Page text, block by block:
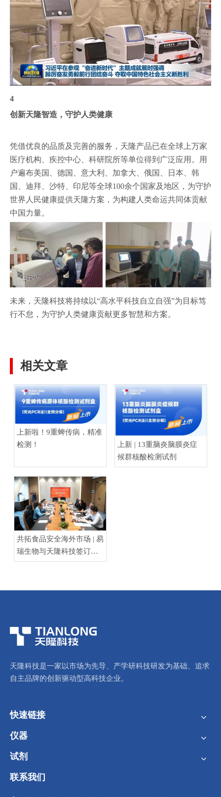
4
创新天隆智造 ，守护人类健康
凭借优良的品质及完善的服务，天隆产品已在全球上万家
医疗机构、疾控中心、科研院所等单位得到广泛应用。用
户遍布美国、德国、意大利、加拿大、俄国、日本、韩
国、迪拜、沙特、印尼等全球100余个国家及地区，为守护
世界人民健康提供天隆方案，为构建人类命运共同体贡献
中国力量。
未来，天隆科技将持续以“高水平科技自立自强”为目标笃
行不怠，为守护人类健康贡献更多智慧和方案。
相关文章
上新啦！9重蜱传病，精准
检测！
上新 | 13重脑炎脑膜炎症
候群核酸检测试剂
共拓食品安全海外市场 | 易
瑞生物与天隆科技签订战
略合作协议
天隆科技是一家以市场为先导、产学研科技研发为基础、追求
自主品牌的创新驱动型高科技企业。
快速链接
仪器
试剂
联系我们